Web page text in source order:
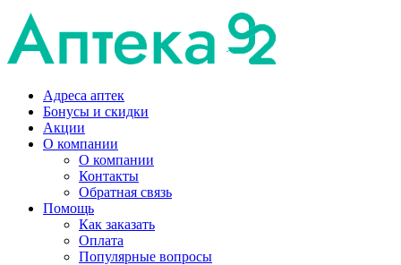
Адреса аптек
Бонусы и скидки
Акции
О компании
О компании
Контакты
Обратная связь
Помощь
Как заказать
Оплата
Популярные вопросы